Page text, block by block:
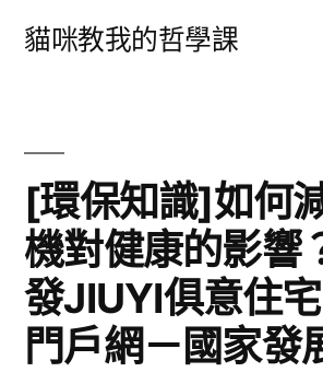
貓咪教我的哲學課
[環保知識]如何
機對健康的影響
發JIUYI俱意住
門戶網－國家發